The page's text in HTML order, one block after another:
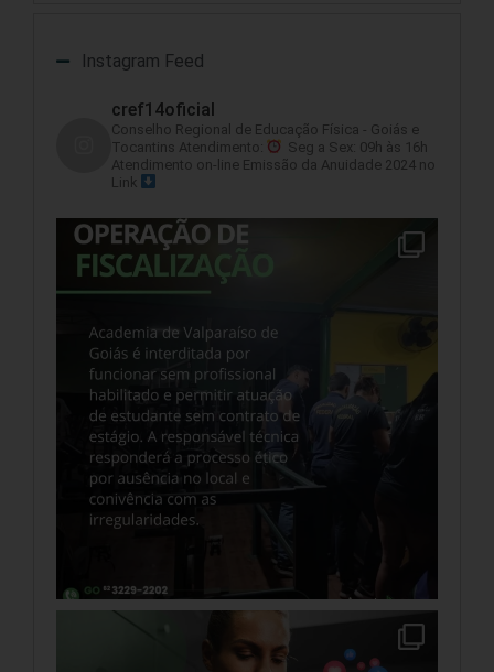
Instagram Feed
cref14oficial
Conselho Regional de Educação Física - Goiás e
Tocantins Atendimento:
Seg a Sex: 09h às 16h
Atendimento on-line Emissão da Anuidade 2024 no
Link